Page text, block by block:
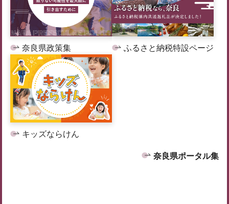
奈良県政策集 ふるさと納税特設ページ
キッズならけん
奈良県ポータル集